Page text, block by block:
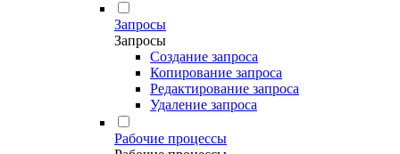
Запросы
Запросы
Создание запроса
Копирование запроса
Редактирование запроса
Удаление запроса
Рабочие процессы